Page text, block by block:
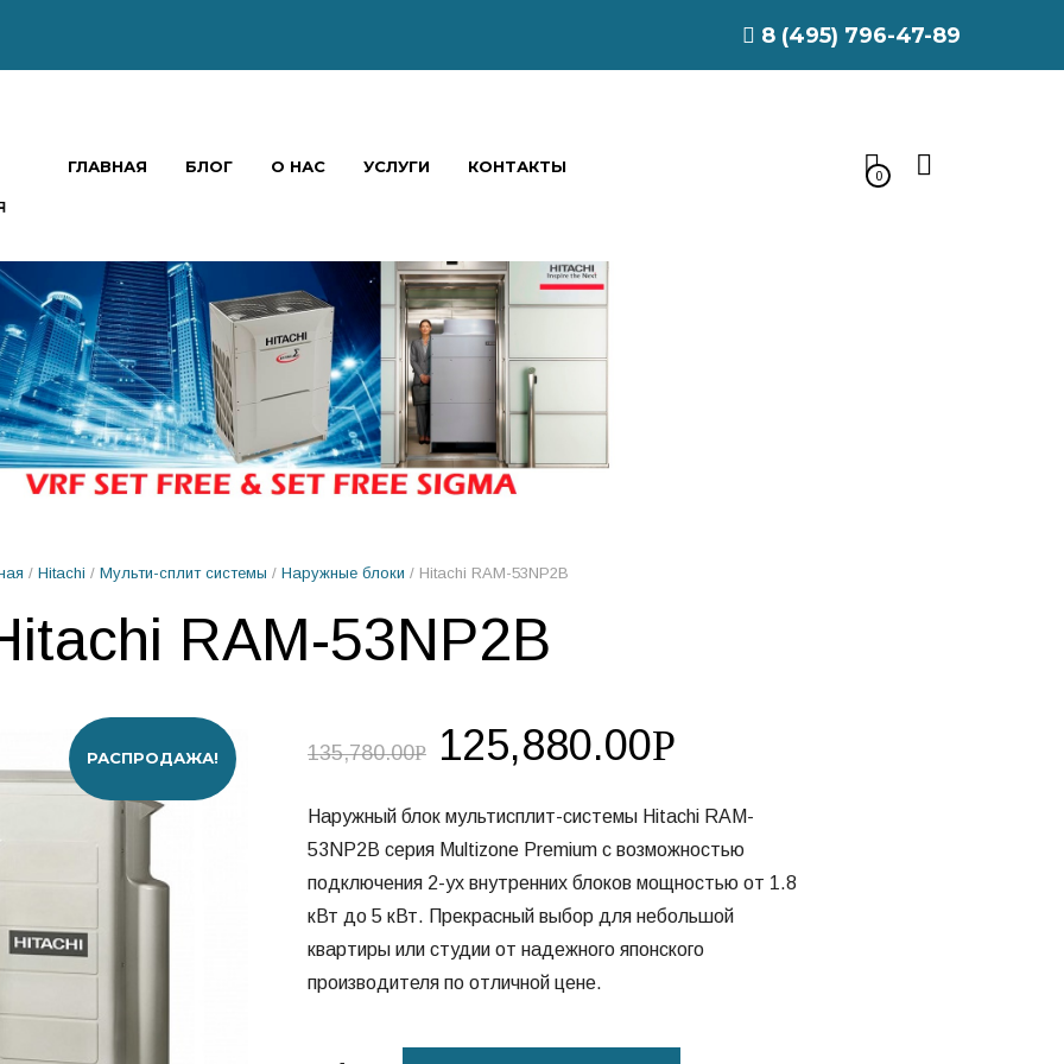
8 (495) 796-47-89
ГЛАВНАЯ БЛОГ О НАС УСЛУГИ КОНТАКТЫ 0
/ Hitachi / Мульти-сплит системы / Наружные блоки / Hitachi RAM-53NP2B
RAM-53NP2B
РАСПРОДАЖА! 135,780.00Р 125,880.00Р
Наружный блок мультисплит-системы Hitachi RAM-
53NP2B серия Multizone Premium с возможностью
подключения 2-ух внутренних блоков мощностью от 1.8
кВт до 5 кВт. Прекрасный выбор для небольшой
квартиры или студии от надежного японского
производителя по отличной цене.